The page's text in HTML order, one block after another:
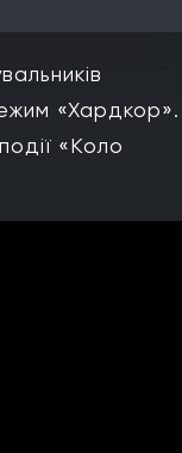
«Хардкор».
«Коло